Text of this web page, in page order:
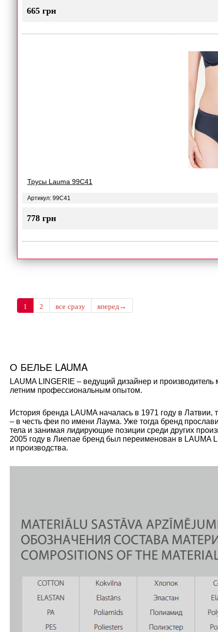
665 грн
Трусы Lauma 99C41
Артикул: 99C41
778 грн
1 2 все сразу вперед→
О БЕЛЬЕ LAUMA
LAUMA LINGERIE – ведущий дизайнер и
летним профессиональным опытом.
История бренда LAUMA началась в 1971 году в
– в честь феи по имени Лаума. Уже тогда бренд
тела и занимая лидирующие позиции среди других
2005 году в Лиепае бренд был переименован в LAUMA
и производства.